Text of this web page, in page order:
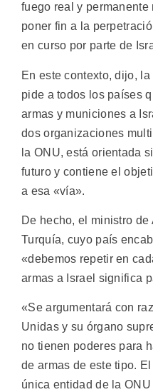
fuego real y
poner fin a la
en curso por parte de
En este contexto, dijo,
pide a todos los países
armas y municiones a
dos organizaciones
la ONU, está orientada
futuro y contiene el
a esa «vía».
De hecho, el ministro
Turquía, cuyo país
«debemos repetir en
armas a Israel significa
«Se argumentará con
Unidas y su órgano
no tienen poderes para
de armas de este tipo.
única entidad de la